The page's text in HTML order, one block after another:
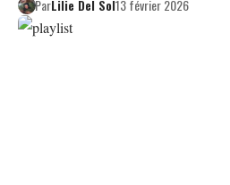
ParLilie Del Sol13 février 2026